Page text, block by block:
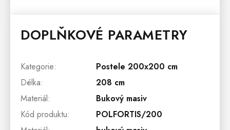
DOPLŇKOVÉ PARAMETRY
Kategorie:
Postele 200x200 cm
Délka:
208 cm
Materiál:
Bukový masiv
Kód produktu:
POLFORTIS/200